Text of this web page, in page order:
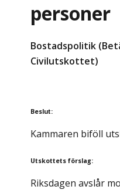
personer
Bostadspolitik
Civilutskottet)
Beslut:
Kammaren biföll
Utskottets förslag:
Riksdagen avslår